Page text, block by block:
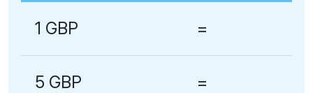
1 GBP =
5 GBP =